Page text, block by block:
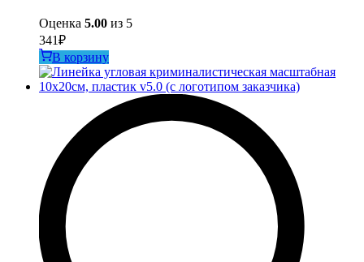
Оценка 5.00 из 5
341₽
В корзину